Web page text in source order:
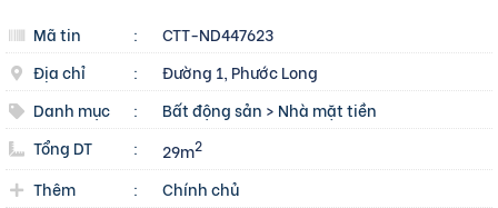
Mã tin :
CTT-ND447623
Địa chỉ
:
Đường 1, Phước Long
Danh mục
: Bất động sản > Nhà mặt tiền
Tổng DT
: 29m2
Thêm :
Chính chủ